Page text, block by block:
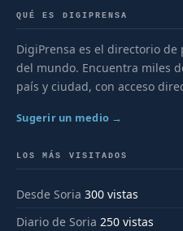
QUÉ ES DIGIPRENSA
DigiPrensa es el directorio
del mundo. Encuentra miles
país y ciudad, con acceso
Sugerir un medio →
LOS MÁS VISITADOS
Desde Soria 300 vistas
Diario de Soria 250 vistas